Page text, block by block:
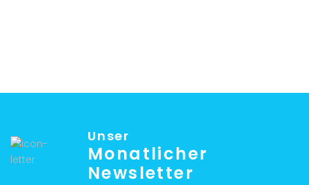
Unser
Monatlicher
Newsletter